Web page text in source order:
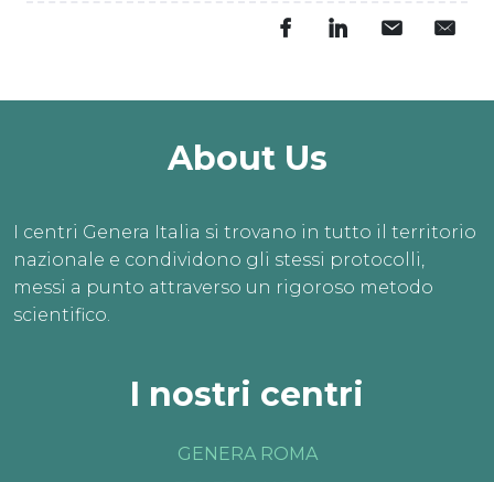
About Us
I centri Genera Italia si trovano in tutto il territorio
nazionale e condividono gli stessi protocolli,
messi a punto attraverso un rigoroso metodo
scientifico.
I nostri centri
GENERA ROMA
perfetto per dar vita ai
tuoi sogni.